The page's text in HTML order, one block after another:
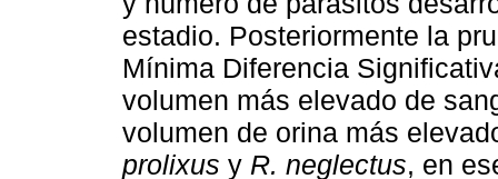
estadio. Posteriormente la
Mínima Diferencia
volumen más elevado de
volumen de orina más
prolixus y R. neglectus, en